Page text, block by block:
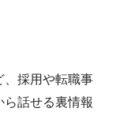
、採用や転職事
話せる裏情報